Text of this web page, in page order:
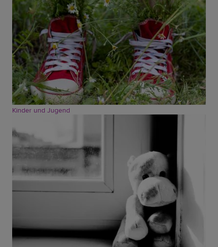
Kinder und Jugend